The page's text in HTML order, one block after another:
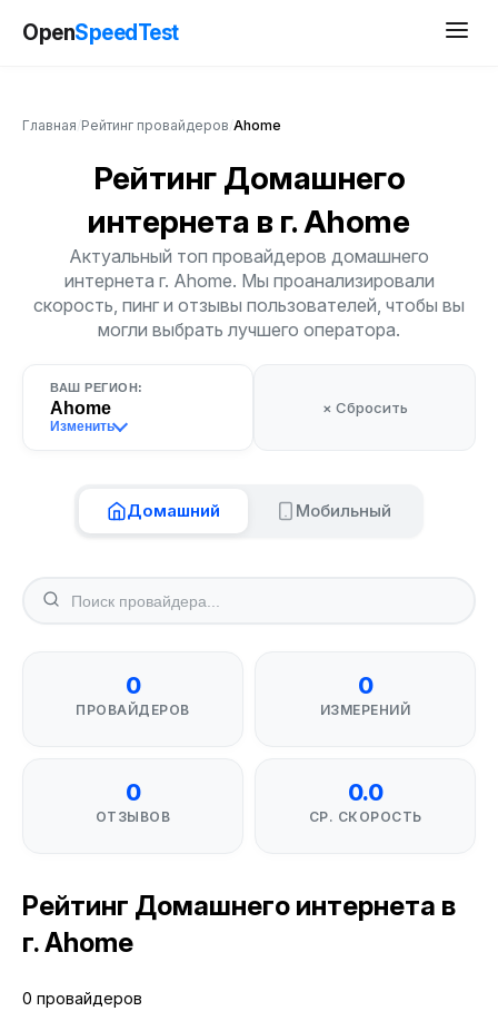
OpenSpeedTest
Главная Рейтинг провайдеров Ahome
Рейтинг Домашнего
интернета в г. Ahome
Актуальный топ провайдеров домашнего
интернета г. Ahome. Мы проанализировали
скорость, пинг и отзывы пользователей, чтобы вы
могли выбрать лучшего оператора.
ВАШ РЕГИОН:
Ahome
Изменить
× Сбросить
Домашний Мобильный
0
ПРОВАЙДЕРОВ
0
ИЗМЕРЕНИЙ
0
ОТЗЫВОВ
0.0
СР. СКОРОСТЬ
Рейтинг Домашнего интернета в
г. Ahome
0 провайдеров